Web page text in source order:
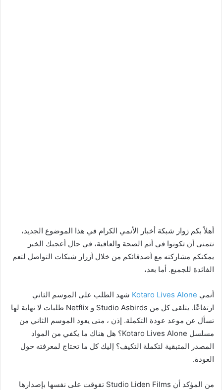
أهلاً بكم زوار شبكة أخبار الأنمي الكرام في هذا الموضوع الجديد،
نتمنى أن تكونوا في أتم الصحة والعافية، في حال أعجبك الخبر
يمكنكم مشاركته مع أصدقائكم من خلال أزرار شبكات التواصل لتعم
الفائدة للجميع. أما بعد،
أنمي Kotaro Lives Alone شهد الطلب على الموسم الثاني
ارتفاعًا. يتلقى كل من Studio Asbirds و Netflix طلبات لا نهاية لها
تسأل عن موعد عودة التكملة. إذن ، متى يعود الموسم الثاني من
مسلسل Kotaro Lives Alone؟ هل هناك ما يكفي من المواد
المصدر المتبقية لتكملة التكيف؟ إليك كل ما تحتاج لمعرفته حول
العودة.
من المؤكد أن Studio Liden Films تفوقت على نفسها بإصدارها